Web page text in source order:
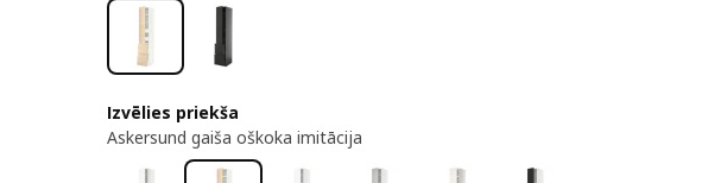
Izvēlies priekša
Askersund gaiša oškoka imitācija